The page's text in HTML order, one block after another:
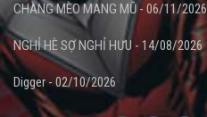
CHÀNG MÈO MANG MŨ - 06/11/2026
NGHỈ HÈ SỢ NGHỈ HƯU - 14/08/2026
Digger - 02/10/2026